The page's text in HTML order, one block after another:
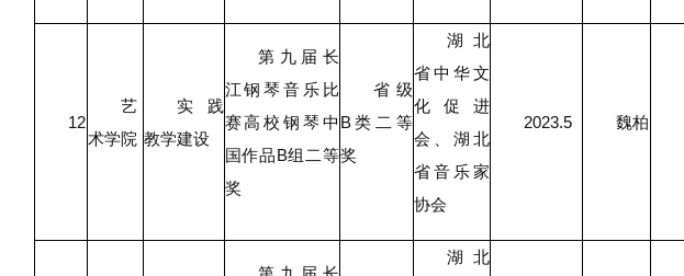
12
艺
术学院
实践
教学建设
第九届长
江钢琴音乐比
赛高校钢琴中
国作品B组二等
奖
省级
B类二等
奖
湖北
省中华文
化促进
会、湖北
省音乐家
协会
2023.5 魏柏
湖北